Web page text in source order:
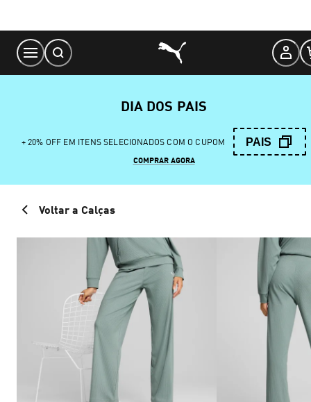
Content
DIA DOS PAIS
+ 20% OFF EM ITENS SELECIONADOS COM O CUPOM PAIS
COMPRAR AGORA
Voltar a Calças